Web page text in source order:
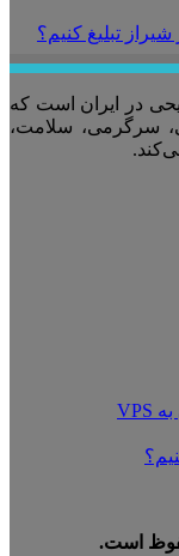
تبلیغ کنیم؟
در ایران است که
سرگرمی، سلامت،
است.